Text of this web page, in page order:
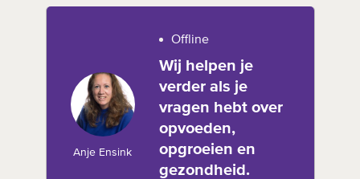
Anje Ensink
Offline
Wij helpen je
verder als je
vragen hebt over
opvoeden,
opgroeien en
gezondheid.